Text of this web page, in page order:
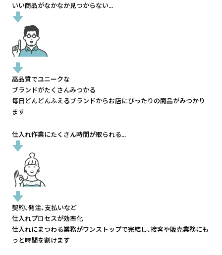
いい商品がなかなか見つからない...
高品質でユニークな
ブランドがたくさんみつかる
毎日どんどんふえるブランドからお店にぴったりの商品がみつかり
ます
仕入れ作業にたくさん時間が取られる...
契約、発注、支払いなど
仕入れプロセスが効率化
仕入れにまつわる業務がワンストップで完結し、接客や販売業務にも
っと時間を割けます